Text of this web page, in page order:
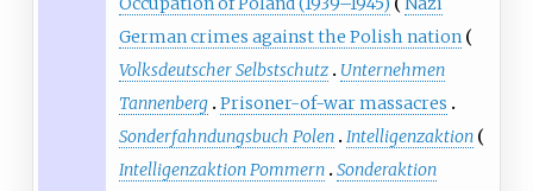
German crimes against the Polish nation
Volksdeutscher Selbstschutz
Unternehmen
Tannenberg Prisoner-of-war massacres
Sonderfahndungsbuch Polen Intelligenzaktion
Intelligenzaktion Pommern Sonderaktion